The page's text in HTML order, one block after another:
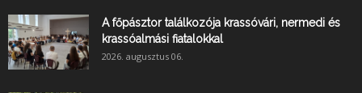
A főpásztor találkozója krassóvári, nermedi és
krassóalmási fiatalokkal
2026. augusztus 06.